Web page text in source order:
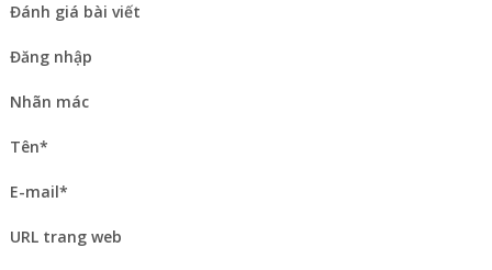
Đánh giá bài viết
Đăng nhập
Nhãn mác
Tên*
E-mail*
URL trang web